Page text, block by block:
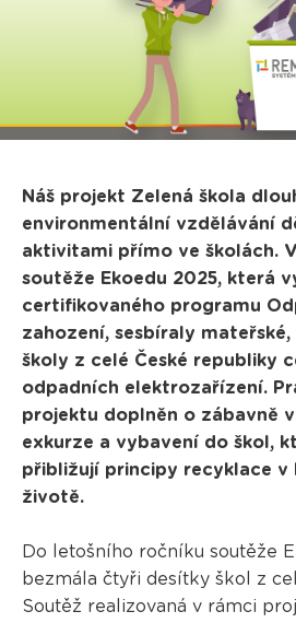
Náš projekt Zelená škola
environmentální vzdělávání
aktivitami přímo ve školách.
soutěže Ekoedu 2025, která
certifikovaného programu
zahození, sesbíraly
školy z celé České republiky
odpadních elektrozařízení.
projektu doplněn o zábavně
exkurze a vybavení do škol,
přibližují principy recyklace v
životě.
Do letošního ročníku soutěže
bezmála čtyři desítky škol z
Soutěž realizovaná v rámci